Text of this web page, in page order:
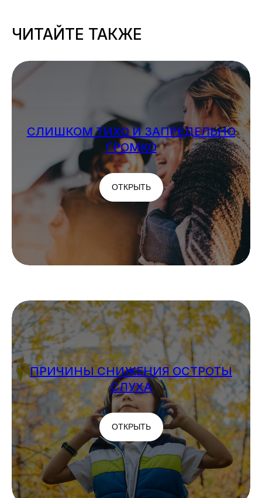
ЧИТАЙТЕ ТАКЖЕ
СЛИШКОМ ТИХО И ЗАПРЕДЕЛЬНО
ГРОМКО
ОТКРЫТЬ
ПРИЧИНЫ СНИЖЕНИЯ ОСТРОТЫ
СЛУХА
ОТКРЫТЬ